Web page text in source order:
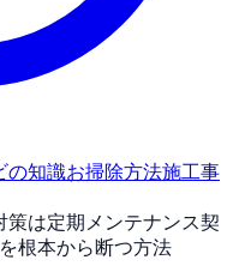
の知識お掃除方法施工事
策は定期メンテナンス契
根本から断つ方法